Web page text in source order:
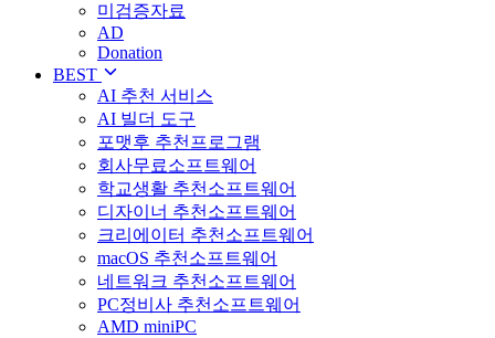
미검증자료
AD
Donation
BEST
AI 추천 서비스
AI 빌더 도구
포맷후 추천프로그램
회사무료소프트웨어
학교생활 추천소프트웨어
디자이너 추천소프트웨어
크리에이터 추천소프트웨어
macOS 추천소프트웨어
네트워크 추천소프트웨어
PC정비사 추천소프트웨어
AMD miniPC